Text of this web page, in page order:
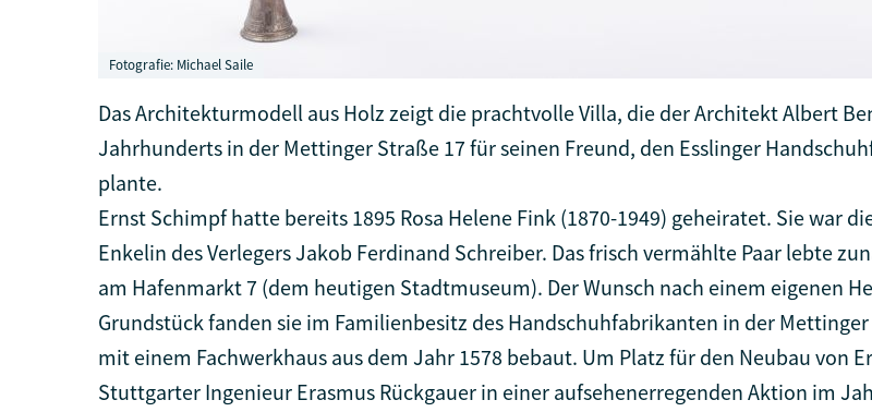
Fotografie: Michael Saile
Das Architekturmodell aus Holz zeigt die prachtvolle Villa, die der Architekt Albert
Jahrhunderts in der Mettinger Straße 17 für seinen Freund, den Esslinger
plante.
Ernst Schimpf hatte bereits 1895 Rosa Helene Fink (1870-1949) geheiratet. Sie war
Enkelin des Verlegers Jakob Ferdinand Schreiber. Das frisch vermählte Paar lebte
am Hafenmarkt 7 (dem heutigen Stadtmuseum). Der Wunsch nach einem eigenen
Grundstück fanden sie im Familienbesitz des Handschuhfabrikanten in der
mit einem Fachwerkhaus aus dem Jahr 1578 bebaut. Um Platz für den Neubau von
Stuttgarter Ingenieur Erasmus Rückgauer in einer aufsehenerregenden Aktion im